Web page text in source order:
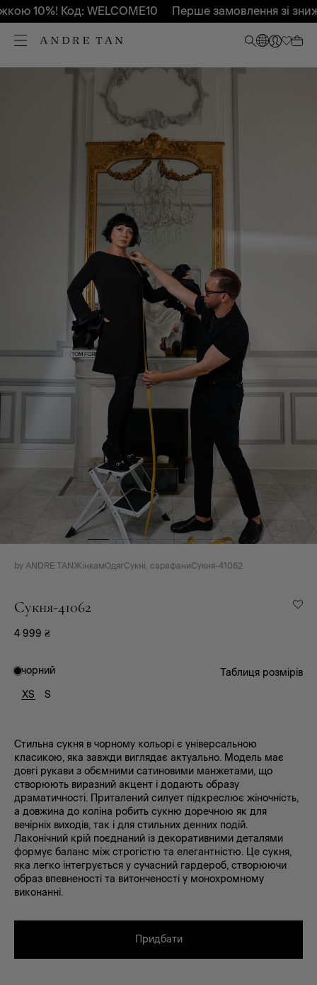
10%! Код: WELCOME10 Перше замовлення зі
by ANDRE TANЖінкамОдягСукні, сарафаниСукня-41062
Сукня-41062
4 999 ₴
чорний
XS
S
Таблиця розмірів
Стильна сукня в чорному кольорі є універсальною
класикою, яка завжди виглядає актуально. Модель має
довгі рукави з обємними сатиновими манжетами, що
створюють виразний акцент і додають образу
драматичності. Приталений силует підкреслює жіночність,
а довжина до коліна робить сукню доречною як для
вечірніх виходів, так і для стильних денних подій.
Лаконічний крій поєднаний із декоративними деталями
формує баланс між строгістю та елегантністю. Це сукня,
яка легко інтегрується у сучасний гардероб, створюючи
образ впевненості та витонченості у монохромному
виконанні.
Придбати